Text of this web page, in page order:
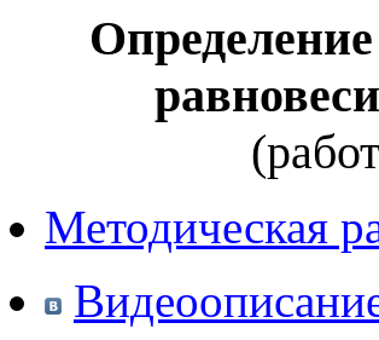
Методическая